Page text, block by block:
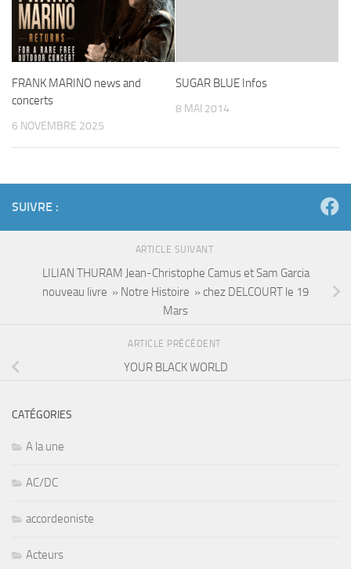
FRANK MARINO news and
concerts
6 NOVEMBRE 2025
SUGAR BLUE Infos
8 MAI 2014
SUIVRE :
ARTICLE SUIVANT
LILIAN THURAM Jean-Christophe Camus et Sam Garcia
nouveau livre » Notre Histoire » chez DELCOURT le 19
Mars
ARTICLE PRÉCÉDENT
YOUR BLACK WORLD
CATÉGORIES
A la une
AC/DC
accordeoniste
Acteurs